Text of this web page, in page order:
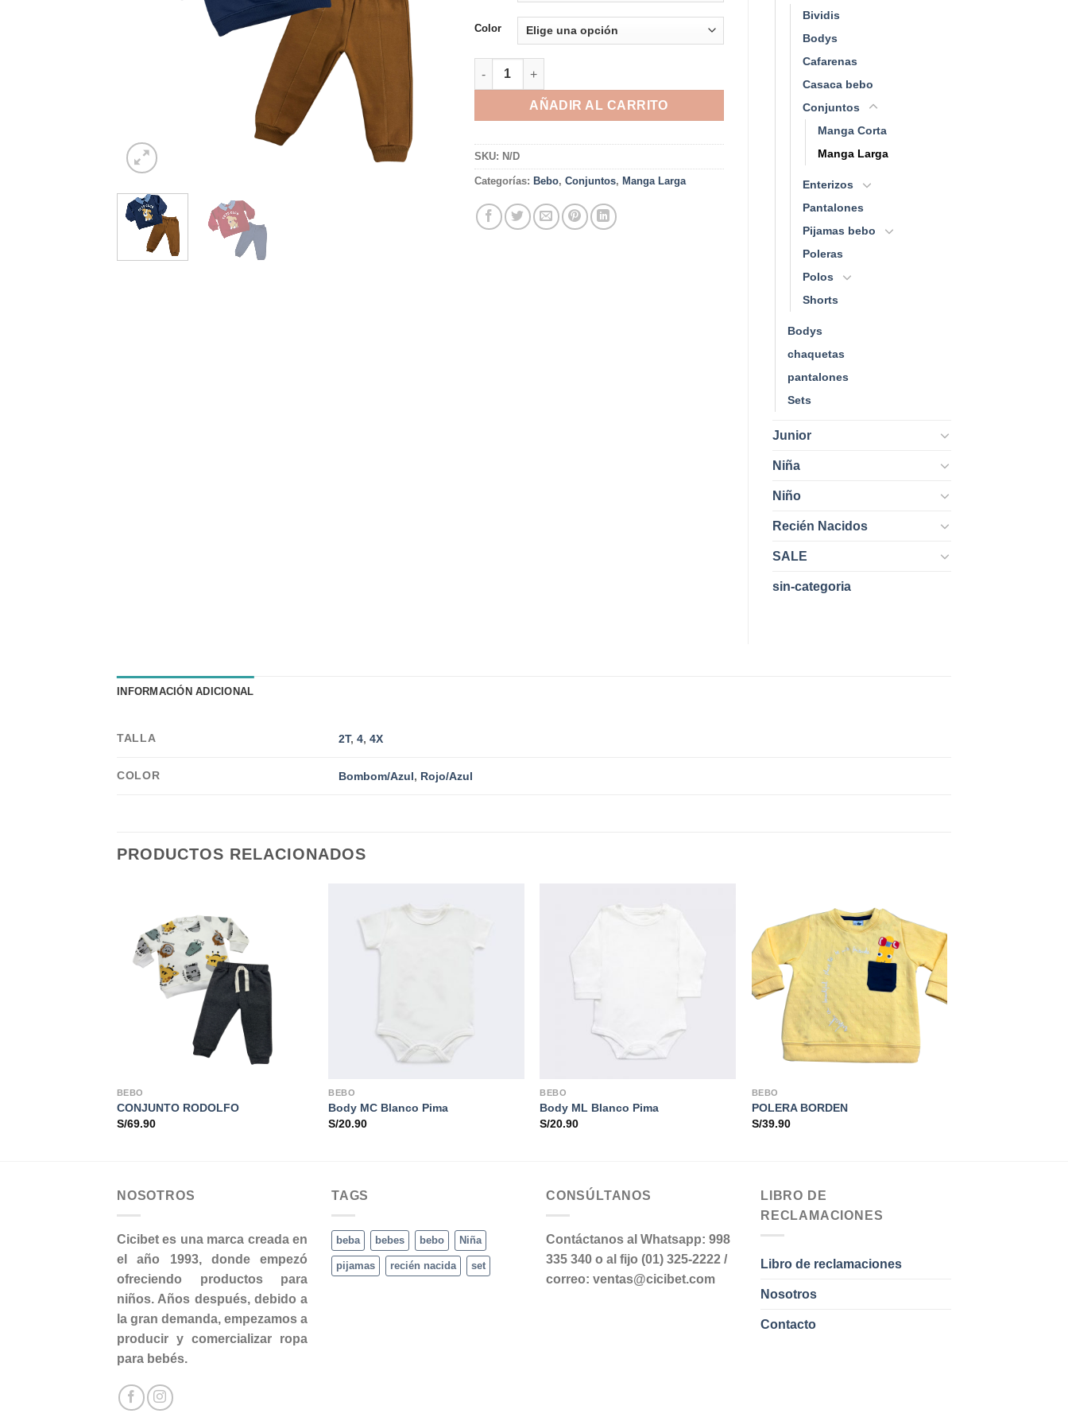
era:
S/96.90.
es:
S/49.90.
Color
CONJUNTO JAMES - FRANELA cantidad
AÑADIR AL CARRITO
SKU: N/D
Categorías: Bebo, Conjuntos, Manga Larga
Bividis
Bodys
Cafarenas
Casaca bebo
Conjuntos
Manga Corta
Manga Larga
Enterizos
Pantalones
Pijamas bebo
Poleras
Polos
Shorts
Bodys
chaquetas
pantalones
Sets
Junior
Niña
Niño
Recién Nacidos
SALE
sin-categoria
INFORMACIÓN ADICIONAL
TALLA 2T,4,4X
COLOR Bombom/Azul, Rojo/Azul
PRODUCTOS RELACIONADOS
BEBO
CONJUNTO RODOLFO
S/69.90
BEBO
Body MC Blanco Pima
S/20.90
BEBO
Body ML Blanco Pima
S/20.90
BEBO
POLERA BORDEN
S/39.90
NOSOTROS
Cicibet es una marca creada en
el año 1993, donde empezó
ofreciendo productos para
niños. Años después, debido a
la gran demanda, empezamos a
producir y comercializar ropa
para bebés.
TAGS
beba bebes bebo Niña
pijamas recién nacida set
CONSÚLTANOS
Contáctanos al Whatsapp: 998
335 340 o al fijo (01) 325-2222 /
correo: ventas@cicibet.com
LIBRO DE
RECLAMACIONES
Libro de reclamaciones
Nosotros
Contacto